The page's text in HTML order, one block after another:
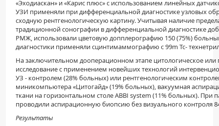
«Эходиаскан» и «Карис плюс» с использованием линейных
УЗИ применяли при дифференциальной диагностике узловых
сходную рентгенологическую картину. Учитывая наличие
традиционной сонографии в дифференциальной диагностике
РМЖ, использовали цветовую допплерографию 150 (75%)
диагностики применяли сцинтимаммографию с 99m Тс-
На заключительном дооперационном этапе цитологическое или
исследование с применением новейших технологий
УЗ - контролем (28% больных) или рентгенологическим
миникомпьютера «Цитогайд» (19% больных), вакуумная
ткани на горизонтальном столеABBI system (11% больных). При
проводили аспирационную биопсию без визуального контроля
Результаты